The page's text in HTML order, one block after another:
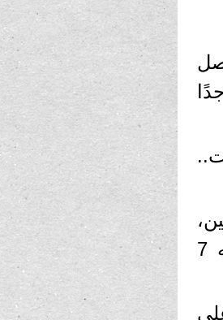
أنا واحد من الناس داخل على 57 مباراة بجد تعبت وفاضل لسه 7